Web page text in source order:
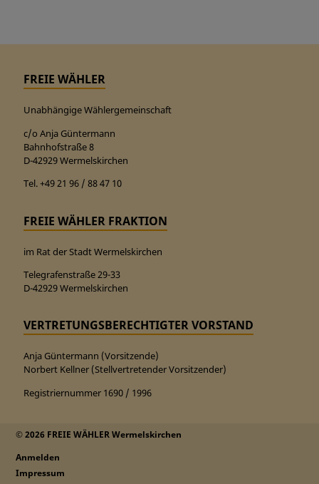
FREIE WÄHLER
Unabhängige Wählergemeinschaft
c/o Anja Güntermann
Bahnhofstraße 8
D-42929 Wermelskirchen
Tel. +49 21 96 / 88 47 10
FREIE WÄHLER FRAKTION
im Rat der Stadt Wermelskirchen
Telegrafenstraße 29-33
D-42929 Wermelskirchen
VERTRETUNGSBERECHTIGTER VORSTAND
Anja Güntermann (Vorsitzende)
Norbert Kellner (Stellvertretender Vorsitzender)
Registriernummer 1690 / 1996
© 2026 FREIE WÄHLER Wermelskirchen
Anmelden
Impressum